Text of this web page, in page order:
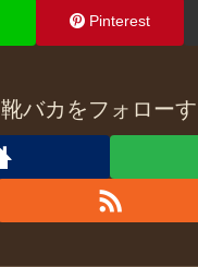
Pinterest
靴バカをフォロー